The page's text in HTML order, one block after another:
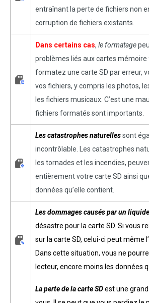
entraînant la perte de fichiers non
corruption de fichiers existants.
Dans certains cas, le formatage
problèmes liés aux cartes mémoire
formatez une carte SD par erreur,
vos fichiers, y compris les photos,
les fichiers musicaux. C’est une
fichiers formatés sont importants.
Les catastrophes naturellessont
incontrôlable. Les catastrophes
les tornades et les incendies,
entièrement votre carte SD ainsi
données qu’elle contient.
Les dommages causés par un liquide
désastre pour la carte SD. Si vous
sur la carte SD, celui-ci peut même
Dans cette situation, vous ne
lecteur, encore moins les données
La perte de la carte SDest une